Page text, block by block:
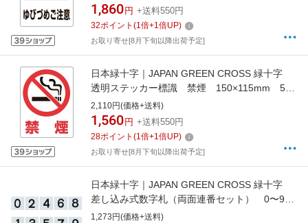
1,860 円 +送料550円
32ポイント (1倍+1倍UP)
お取り寄せ[8月下旬以降出荷予定]
日本緑十字｜JAPAN GREEN CROSS 緑十字
透明ステッカー標識 禁煙 150×115mm 5枚
組 ガラス用 207102
2,110円(価格+送料)
1,560 円 +送料550円
28ポイント (1倍+1倍UP)
お取り寄せ[8月下旬以降出荷予定]
日本緑十字｜JAPAN GREEN CROSS 緑十字
差し込み式数字札（両面連番セット） 0〜9
5枚組 75×75mm 228033
1,273円(価格+送料)